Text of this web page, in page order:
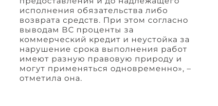
исполнения обязательства либо
возврата средств. При этом согласно
выводам ВС проценты за
коммерческий кредит и неустойка за
нарушение срока выполнения работ
имеют разную правовую природу и
могут применяться одновременно», –
отметила она.